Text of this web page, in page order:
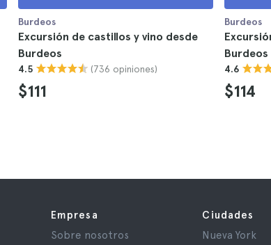
Burdeos
Excursión de castillos y vino desde
Burdeos
4.5 (736 opiniones)
$111
Burdeos
Burdeos
4.6
$114
Empresa
Sobre nosotros
Ciudades
Nueva York